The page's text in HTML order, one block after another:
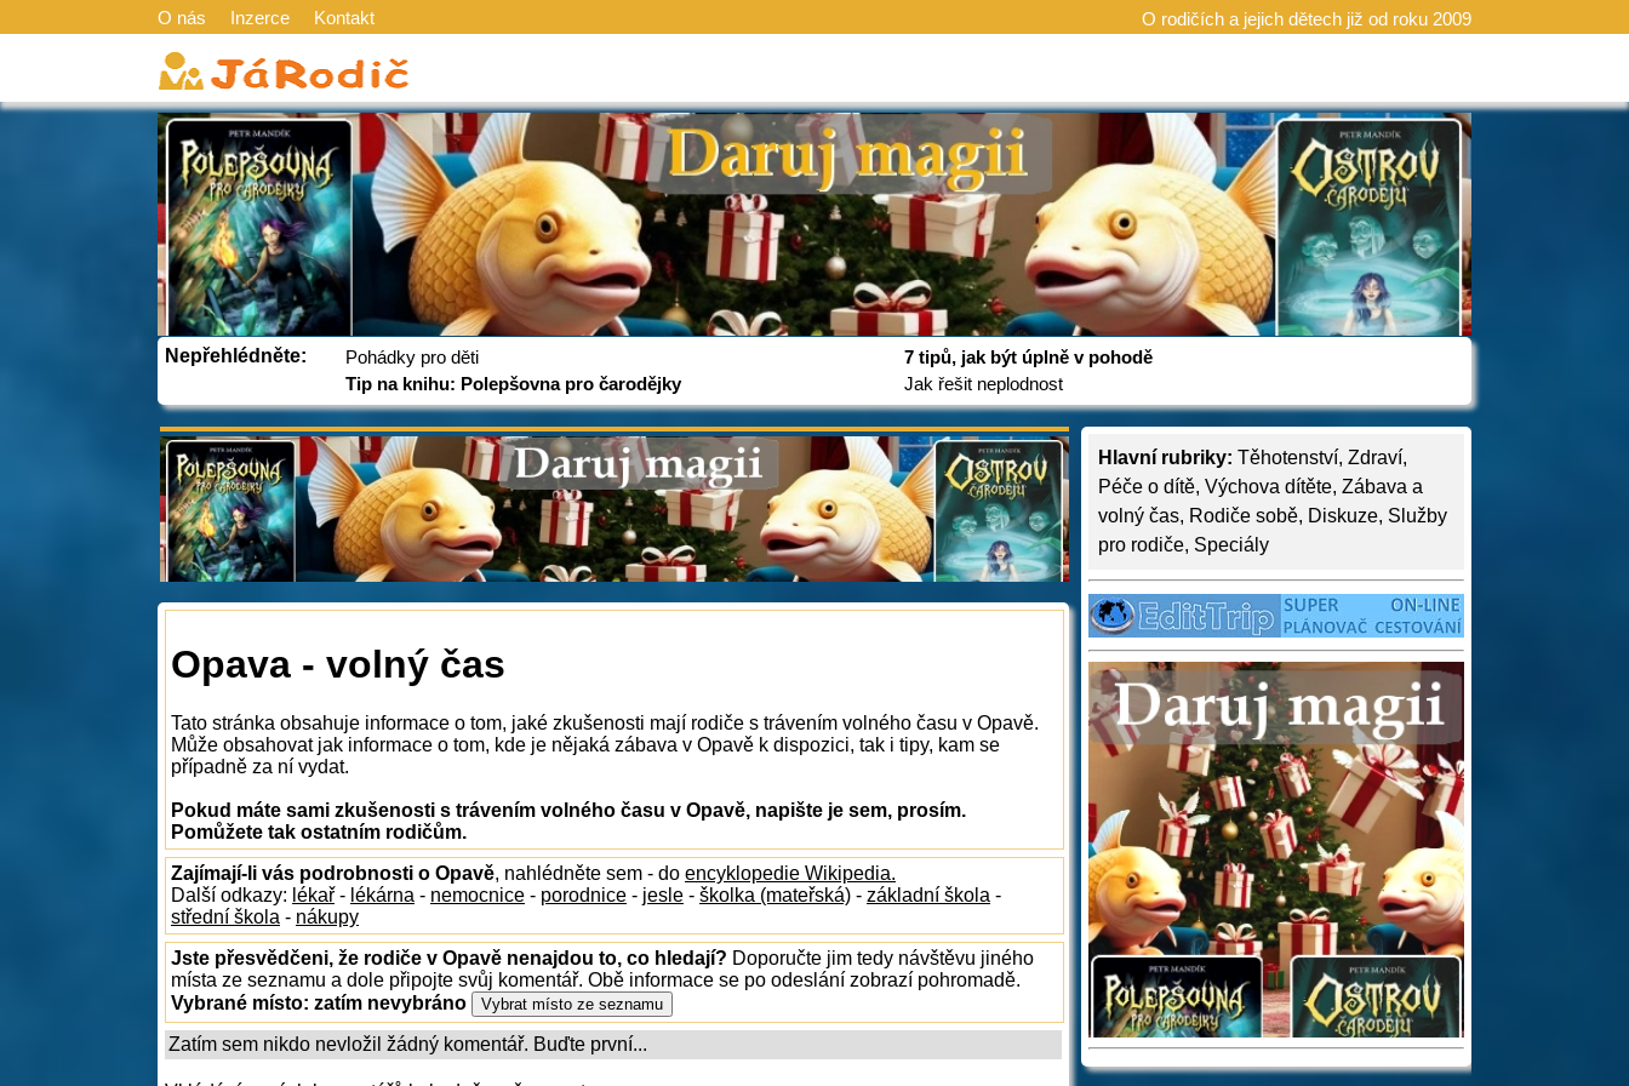
O nás Inzerce Kontakt O rodičích a jejich dětech již od roku 2009
Nepřehlédněte:
Pohádky pro děti
Tip na knihu: Polepšovna pro čarodějky
7 tipů, jak být úplně v pohodě
Jak řešit neplodnost
Hlavní rubriky: Těhotenství, Zdraví,
Péče o dítě, Výchova dítěte, Zábava a
volný čas, Rodiče sobě, Diskuze, Služby
pro rodiče, Speciály
Opava - volný čas
Tato stránka obsahuje informace o tom, jaké zkušenosti mají rodiče s trávením volného času v Opavě.
Může obsahovat jak informace o tom, kde je nějaká zábava v Opavě k dispozici, tak i tipy, kam se
případně za ní vydat.
Pokud máte sami zkušenosti s trávením volného času v Opavě, napište je sem, prosím.
Pomůžete tak ostatním rodičům.
Zajímají-li vás podrobnosti o Opavě, nahlédněte sem - do encyklopedie Wikipedia.
Další odkazy: lékař - lékárna - nemocnice - porodnice - jesle - školka (mateřská) - základní škola -
střední škola - nákupy
Jste přesvědčeni, že rodiče v Opavě nenajdou to, co hledají? Doporučte jim tedy návštěvu jiného
místa ze seznamu a dole připojte svůj komentář. Obě informace se po odeslání zobrazí pohromadě.
Vybrané místo: zatím nevybráno
Zatím sem nikdo nevložil žádný komentář. Buďte první...